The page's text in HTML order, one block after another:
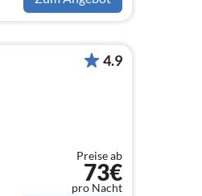
4.9
Preise ab
73€
pro Nacht